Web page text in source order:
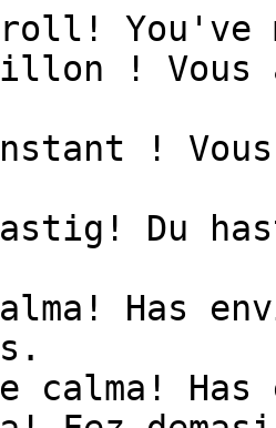
You've
! Vous
!
Du
Has
calma!